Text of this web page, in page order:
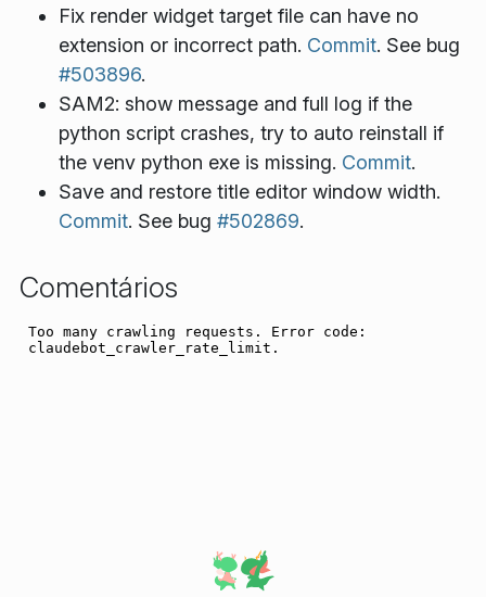
Fix render widget target file can have no
extension or incorrect path. Commit. See bug
#503896.
SAM2: show message and full log if the
python script crashes, try to auto reinstall if
the venv python exe is missing. Commit.
Save and restore title editor window width.
Commit. See bug #502869.
Comentários